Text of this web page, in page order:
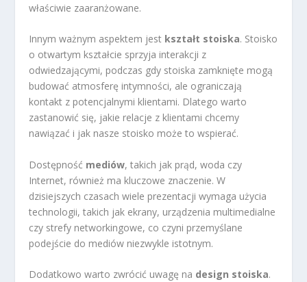
właściwie zaaranżowane.
Innym ważnym aspektem jest kształt stoiska. Stoisko
o otwartym kształcie sprzyja interakcji z
odwiedzającymi, podczas gdy stoiska zamknięte mogą
budować atmosferę intymności, ale ograniczają
kontakt z potencjalnymi klientami. Dlatego warto
zastanowić się, jakie relacje z klientami chcemy
nawiązać i jak nasze stoisko może to wspierać.
Dostępność mediów, takich jak prąd, woda czy
Internet, również ma kluczowe znaczenie. W
dzisiejszych czasach wiele prezentacji wymaga użycia
technologii, takich jak ekrany, urządzenia multimedialne
czy strefy networkingowe, co czyni przemyślane
podejście do mediów niezwykle istotnym.
Dodatkowo warto zwrócić uwagę na design stoiska.